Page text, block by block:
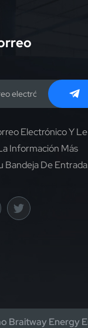
Electrónico Y Le
Información Más
Bandeja De
Energy